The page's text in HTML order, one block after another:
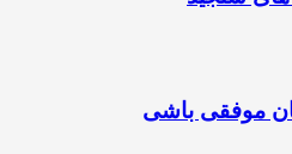
موفقی باشی